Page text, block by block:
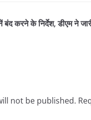
बंद करने के निर्देश, डीएम ने
not be published.